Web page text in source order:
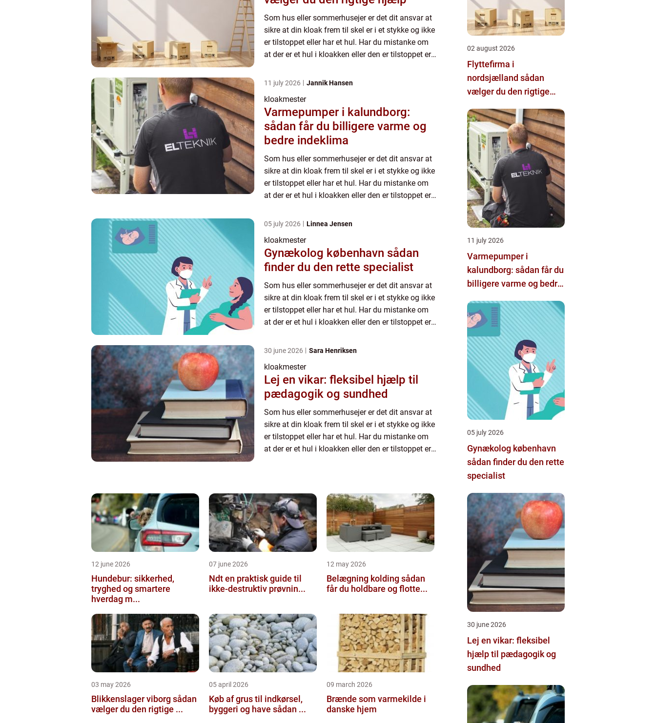
Som hus eller sommerhusejer er det dit ansvar at
sikre at din kloak frem til skel er i et stykke og ikke
er tilstoppet eller har et hul. Har du mistanke om
at der er et hul i kloakken eller den er tilstoppet er
11 july 2026 Jannik Hansen
kloakmester
Varmepumper i kalundborg:
sådan får du billigere varme og
bedre indeklima
Som hus eller sommerhusejer er det dit ansvar at
sikre at din kloak frem til skel er i et stykke og ikke
er tilstoppet eller har et hul. Har du mistanke om
at der er et hul i kloakken eller den er tilstoppet er
05 july 2026 Linnea Jensen
kloakmester
Gynækolog københavn sådan
finder du den rette specialist
Som hus eller sommerhusejer er det dit ansvar at
sikre at din kloak frem til skel er i et stykke og ikke
er tilstoppet eller har et hul. Har du mistanke om
at der er et hul i kloakken eller den er tilstoppet er
30 june 2026 Sara Henriksen
kloakmester
Lej en vikar: fleksibel hjælp til
pædagogik og sundhed
Som hus eller sommerhusejer er det dit ansvar at
sikre at din kloak frem til skel er i et stykke og ikke
er tilstoppet eller har et hul. Har du mistanke om
at der er et hul i kloakken eller den er tilstoppet er
12 june 2026
Hundebur: sikkerhed,
tryghed og smartere
hverdag m...
07 june 2026
Ndt en praktisk guide til
ikke-destruktiv prøvnin...
12 may 2026
Belægning kolding sådan
får du holdbare og flotte...
03 may 2026
Blikkenslager viborg sådan
vælger du den rigtige ...
05 april 2026
Køb af grus til indkørsel,
byggeri og have sådan ...
09 march 2026
Brænde som varmekilde i
danske hjem
02 august 2026
Flyttefirma i
nordsjælland sådan
vælger du den rigtige
11 july 2026
Varmepumper i
kalundborg: sådan får du
billigere varme og bedre
05 july 2026
Gynækolog københavn
sådan finder du den rette
specialist
30 june 2026
Lej en vikar: fleksibel
hjælp til pædagogik og
sundhed